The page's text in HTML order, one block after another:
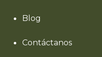
Blog
Contáctanos